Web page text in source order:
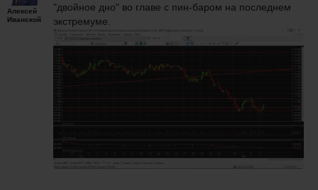
Алексей
Иванской
"двойное дно" во главе с пин-баром на последнем
экстремуме.